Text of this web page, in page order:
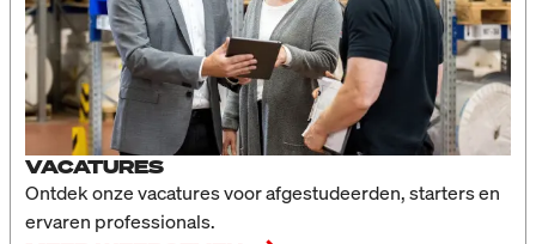
VACATURES
Ontdek onze vacatures voor afgestudeerden, starters en
ervaren professionals.